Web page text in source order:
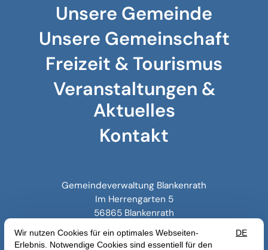
Unsere Gemeinde
Unsere Gemeinschaft
Freizeit & Tourismus
Veranstaltungen &
Aktuelles
Kontakt
Gemeindeverwaltung Blankenrath
Im Herrengarten 5
56865 Blankenrath
06545 216
blankenrath@vg-zell.de